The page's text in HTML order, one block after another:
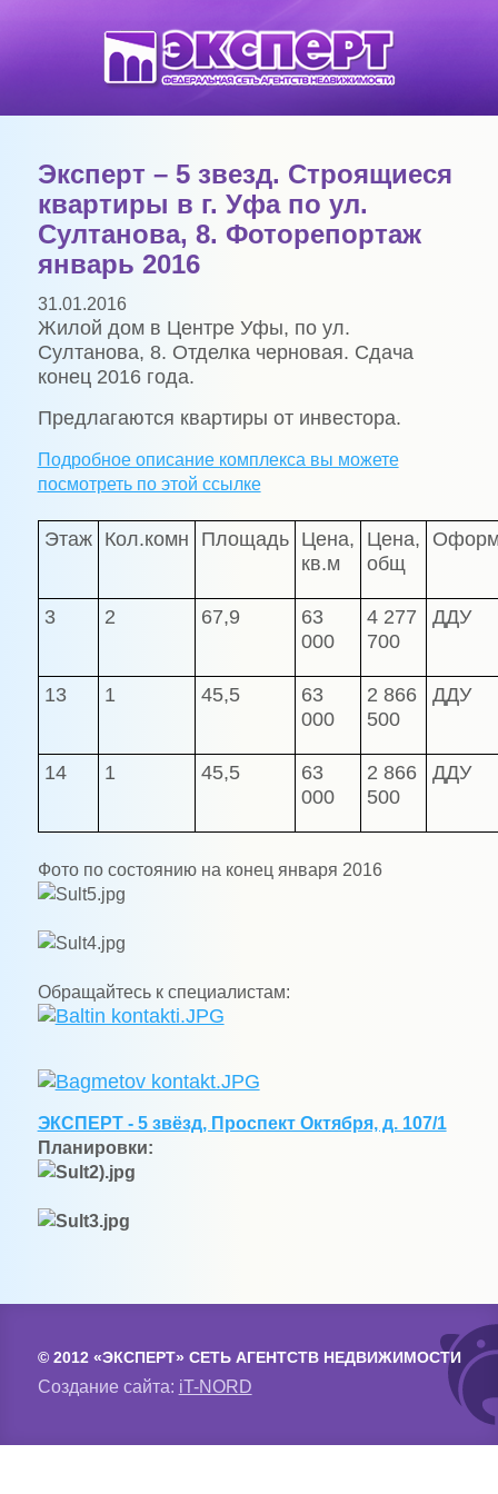
Эксперт – 5 звезд. Строящиеся
квартиры в г. Уфа по ул.
Султанова, 8. Фоторепортаж
январь 2016
31.01.2016
Жилой дом в Центре Уфы, по ул.
Султанова, 8. Отделка черновая. Сдача
конец 2016 года.
Предлагаются квартиры от инвестора.
Подробное описание комплекса вы можете
посмотреть по этой ссылке
Этаж Кол.комн Площадь
Цена,
кв.м
Цена,
общ
3 2 67,9
63
000
4 277
700
ДДУ
13 1 45,5
63
000
2 866
500
ДДУ
14 1 45,5
63
000
2 866
500
ДДУ
Фото по состоянию на конец января 2016
Обращайтесь к специалистам:
ЭКСПЕРТ - 5 звёзд, Проспект Октября, д. 107/1
Планировки:
© 2012 «ЭКСПЕРТ» СЕТЬ АГЕНТСТВ НЕДВИЖИМОСТИ
Создание сайта: iT-NORD